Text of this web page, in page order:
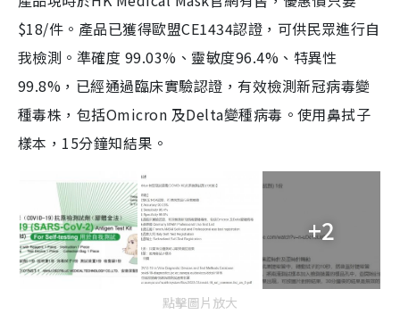
$18/件。產品已獲得歐盟CE1434認證，可供民眾進行自
我檢測。準確度 99.03%、靈敏度96.4%、特異性
99.8%，已經通過臨床實驗認證，有效檢測新冠病毒變
種毒株，包括Omicron 及Delta變種病毒。使用鼻拭子
樣本，15分鐘知結果。
+2
點擊圖片放大